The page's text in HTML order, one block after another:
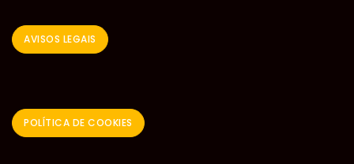
AVISOS LEGAIS
POLÍTICA DE COOKIES